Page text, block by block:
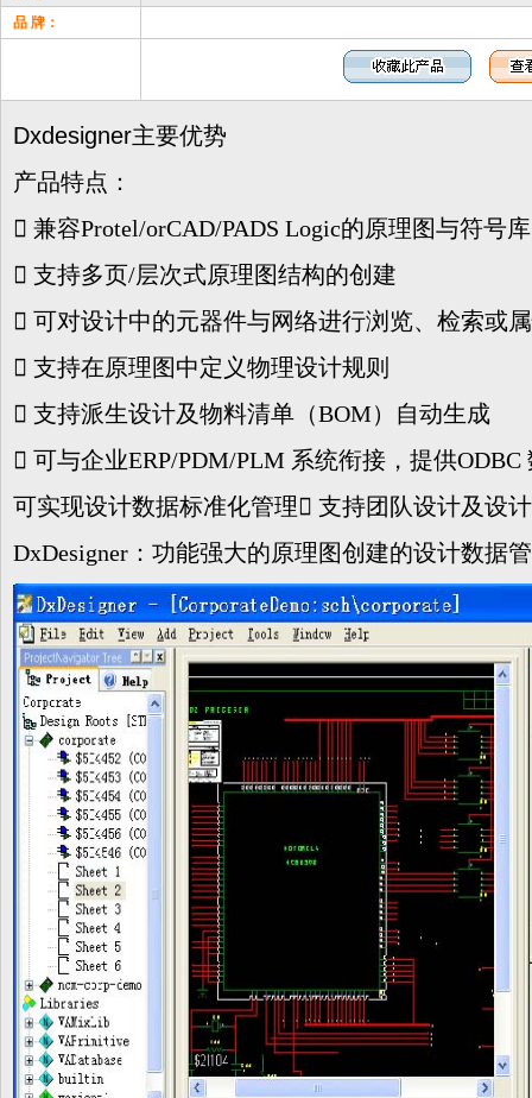
品 牌：
Dxdesigner主要优势
产品特点：
􀂋 兼容Protel/orCAD/PADS Logic的原理图与符号库
􀂋 支持多页/层次式原理图结构的创建
􀂋 可对设计中的元器件与网络进行浏览、检索或
􀂋 支持在原理图中定义物理设计规则
􀂋 支持派生设计及物料清单（BOM）自动生成
􀂋 可与企业ERP/PDM/PLM 系统衔接，提供ODBC
可实现设计数据标准化管理􀂋 支持团队设计及设
DxDesigner：功能强大的原理图创建的设计数据